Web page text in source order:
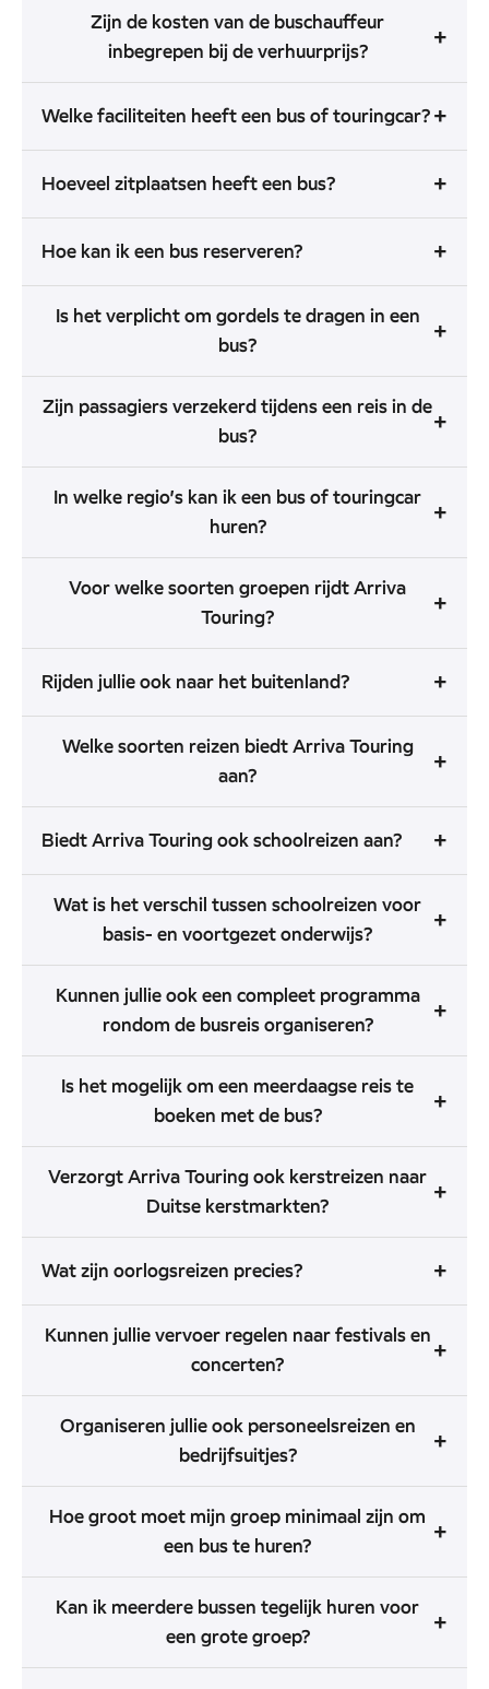
Zijn de kosten van de buschauffeur
inbegrepen bij de verhuurprijs?
+
Welke faciliteiten heeft een bus of touringcar?+
Hoeveel zitplaatsen heeft een bus? +
Hoe kan ik een bus reserveren? +
Is het verplicht om gordels te dragen in een
bus?
+
Zijn passagiers verzekerd tijdens een reis in de
bus?
+
In welke regio’s kan ik een bus of touringcar
huren?
+
Voor welke soorten groepen rijdt Arriva
Touring?
+
Rijden jullie ook naar het buitenland? +
Welke soorten reizen biedt Arriva Touring
aan?
+
Biedt Arriva Touring ook schoolreizen aan? +
Wat is het verschil tussen schoolreizen voor
basis- en voortgezet onderwijs?
+
Kunnen jullie ook een compleet programma
rondom de busreis organiseren?
+
Is het mogelijk om een meerdaagse reis te
boeken met de bus?
+
Verzorgt Arriva Touring ook kerstreizen naar
Duitse kerstmarkten?
+
Wat zijn oorlogsreizen precies? +
Kunnen jullie vervoer regelen naar festivals en
concerten?
+
Organiseren jullie ook personeelsreizen en
bedrijfsuitjes?
+
Hoe groot moet mijn groep minimaal zijn om
een bus te huren?
+
Kan ik meerdere bussen tegelijk huren voor
een grote groep?
+